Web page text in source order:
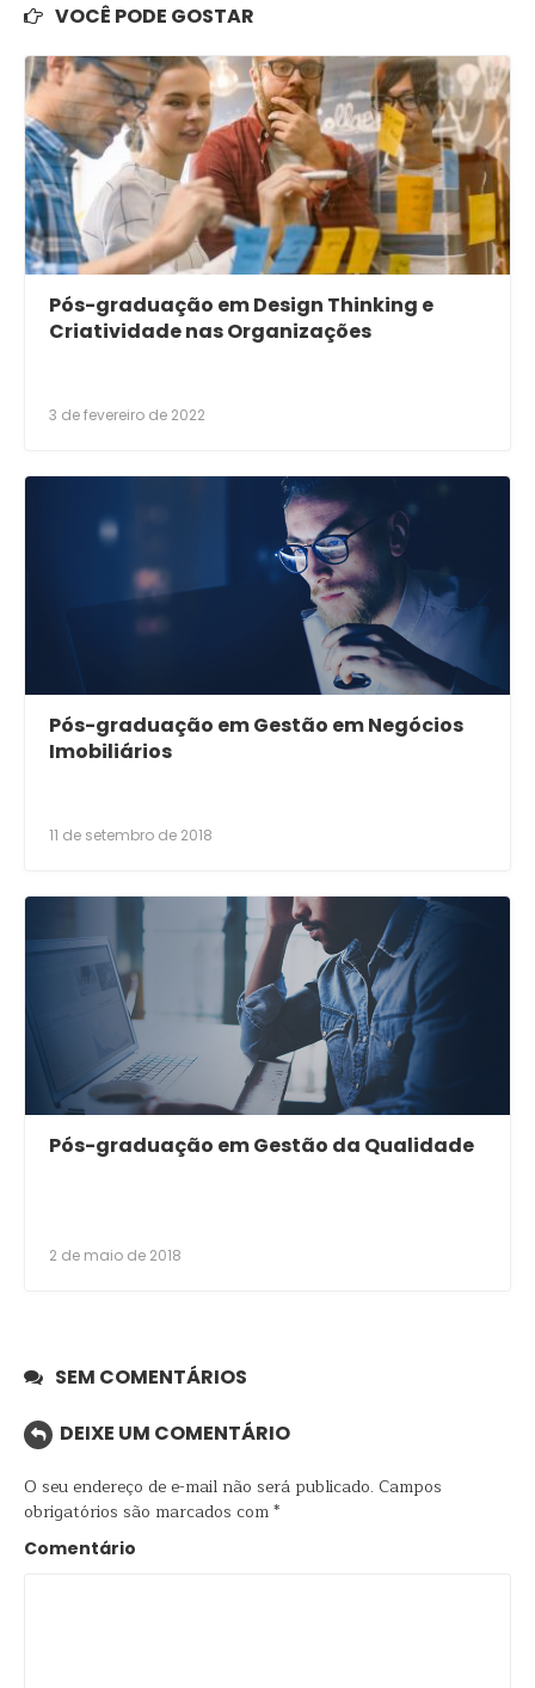
VOCÊ PODE GOSTAR
Pós-graduação em Design Thinking e
Criatividade nas Organizações
3 de fevereiro de 2022
Pós-graduação em Gestão em Negócios
Imobiliários
11 de setembro de 2018
Pós-graduação em Gestão da Qualidade
2 de maio de 2018
SEM COMENTÁRIOS
DEIXE UM COMENTÁRIO
O seu endereço de e-mail não será publicado. Campos
obrigatórios são marcados com*
Comentário